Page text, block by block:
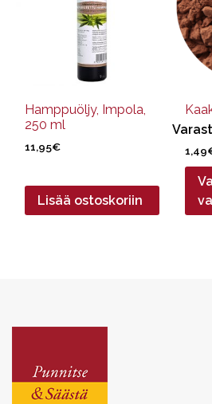
Hamppuöljy, Impola,
250 ml
11,95€
Lisää ostoskoriin
1,49
Voit
tehdä
sivulla.